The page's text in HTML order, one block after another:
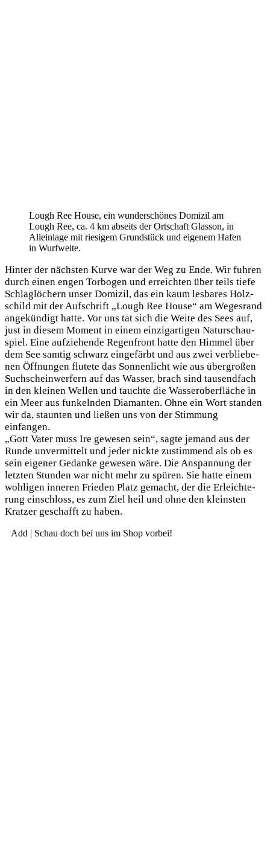
Lough Ree House, ein wun­der­schö­nes Domi­zil am
Lough Ree, ca. 4 km abseits der Ort­schaft Glas­son, in
Allein­la­ge mit rie­si­gem Grund­stück und eige­nem Hafen
in Wurfweite.
Hin­ter der nächs­ten Kur­ve war der Weg zu Ende. Wir fuh­ren
durch einen engen Tor­bo­gen und erreich­ten über teils tie­fe
Schlag­lö­chern unser Domi­zil, das ein kaum les­ba­res Holz­
schild mit der Auf­schrift „Lough Ree House“ am Weges­rand
ange­kün­digt hat­te. Vor uns tat sich die Wei­te des Sees auf,
just in die­sem Moment in einem ein­zig­ar­ti­gen Natur­schau­
spiel. Eine auf­zie­hen­de Regen­front hat­te den Him­mel über
dem See sam­tig schwarz ein­ge­färbt und aus zwei ver­blie­be­
nen Öff­nun­gen flu­te­te das Son­nen­licht wie aus über­gro­ßen
Such­schein­wer­fern auf das Was­ser, brach sind tau­send­fach
in den klei­nen Wel­len und tauch­te die Was­ser­ober­flä­che in
ein Meer aus fun­keln­den Dia­man­ten. Ohne ein Wort stan­den
wir da, staun­ten und lie­ßen uns von der Stim­mung
einfangen.
„Gott Vater muss Ire gewe­sen sein“, sag­te jemand aus der
Run­de unver­mit­telt und jeder nick­te zustim­mend als ob es
sein eige­ner Gedan­ke gewe­sen wäre. Die Anspan­nung der
letz­ten Stun­den war nicht mehr zu spü­ren. Sie hat­te einem
woh­li­gen inne­ren Frie­den Platz gemacht, der die Erleich­te­
rung ein­schloss, es zum Ziel heil und ohne den kleins­ten
Krat­zer geschafft zu haben.
Add | Schau doch bei uns im Shop vorbei!